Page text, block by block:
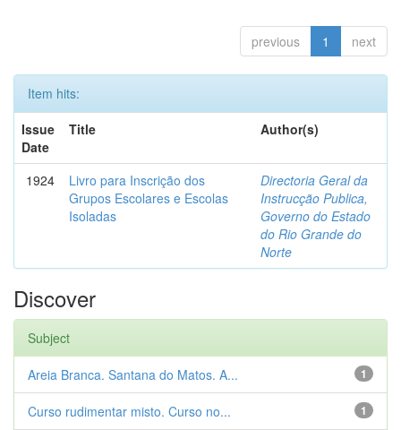
previous 1 next
Item hits:
Issue
Date
Title Author(s)
1924
Livro para Inscrição dos
Grupos Escolares e Escolas
Isoladas
Directoria Geral da
Instrucção Publica,
Governo do Estado
do Rio Grande do
Norte
Discover
Subject
1
Areia Branca. Santana do Matos. A...
1
Curso rudimentar misto. Curso no...